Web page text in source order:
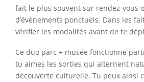
fait le plus souvent sur rendez-vous
d’événements ponctuels. Dans les
vérifier les modalités avant de te
Ce duo parc + musée fonctionne
tu aimes les sorties qui alternent
découverte culturelle. Tu peux ainsi